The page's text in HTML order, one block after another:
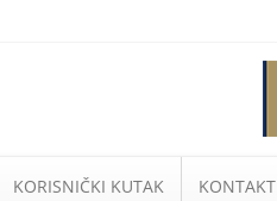
KORISNIČKI KUTAK KONTAKT